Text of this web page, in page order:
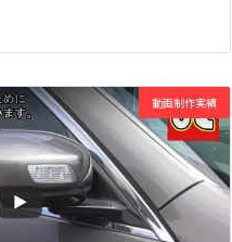
動画制作実績